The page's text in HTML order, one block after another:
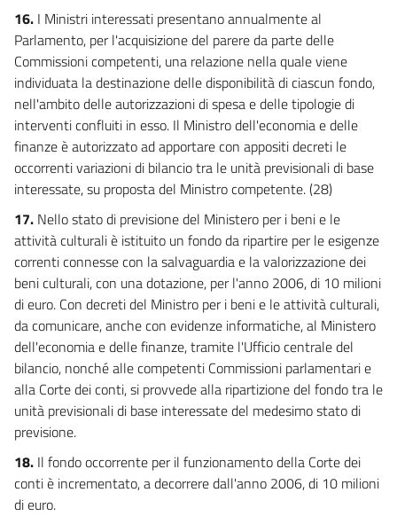
16. I Ministri interessati presentano annualmente al
Parlamento, per l'acquisizione del parere da parte delle
Commissioni competenti, una relazione nella quale viene
individuata la destinazione delle disponibilità di ciascun fondo,
nell'ambito delle autorizzazioni di spesa e delle tipologie di
interventi confluiti in esso. Il Ministro dell'economia e delle
finanze è autorizzato ad apportare con appositi decreti le
occorrenti variazioni di bilancio tra le unità previsionali di base
interessate, su proposta del Ministro competente. (28)
17. Nello stato di previsione del Ministero per i beni e le
attività culturali è istituito un fondo da ripartire per le esigenze
correnti connesse con la salvaguardia e la valorizzazione dei
beni culturali, con una dotazione, per l'anno 2006, di 10 milioni
di euro. Con decreti del Ministro per i beni e le attività culturali,
da comunicare, anche con evidenze informatiche, al Ministero
dell'economia e delle finanze, tramite l'Ufficio centrale del
bilancio, nonché alle competenti Commissioni parlamentari e
alla Corte dei conti, si provvede alla ripartizione del fondo tra le
unità previsionali di base interessate del medesimo stato di
previsione.
18. Il fondo occorrente per il funzionamento della Corte dei
conti è incrementato, a decorrere dall'anno 2006, di 10 milioni
di euro.